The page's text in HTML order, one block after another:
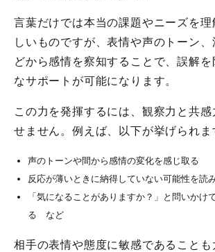
言葉だけでは本当の課題やニーズを
しいものですが、表情や声のトーン
どから感情を察知することで、誤解を
なサポートが可能になります。
この力を発揮するには、観察力と共
せません。例えば、以下が挙げられま
声のトーンや間から感情の変化を感じ取る
反応が薄いときに納得していない可能性を読
「気になることがありますか？」と問いかけ
る など
相手の表情や態度に敏感であることも